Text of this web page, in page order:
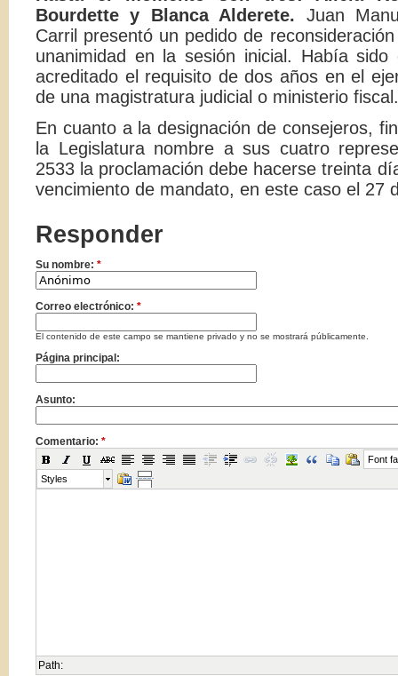
Bourdette y Blanca Alderete. Juan
Carril presentó un pedido de
unanimidad en la sesión inicial. Había
acreditado el requisito de dos años en el
de una magistratura judicial o ministerio fiscal.
En cuanto a la designación de consejeros,
la Legislatura nombre a sus cuatro
2533 la proclamación debe hacerse treinta
vencimiento de mandato, en este caso el 27
Responder
Su nombre: *
Correo electrónico: *
El contenido de este campo se mantiene privado y no se mostrará públicamente.
Página principal:
Asunto:
Comentario: *
Font
Styles
Path: